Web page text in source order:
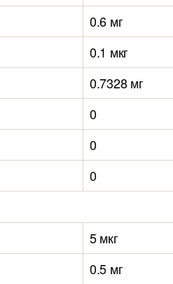
0.6 мг
0.1 мкг
0.7328 мг
0
0
0
5 мкг
0.5 мг